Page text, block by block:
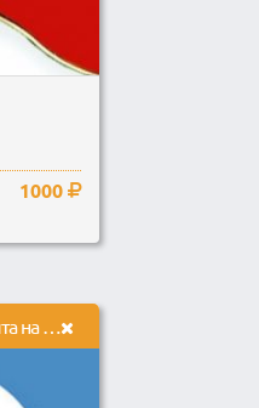
1000
Доработка и настройка сайта на Netcat